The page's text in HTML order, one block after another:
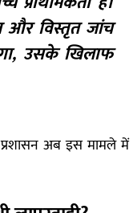
और विस्तृत जांच
उसके खिलाफ
अब इस मामले में